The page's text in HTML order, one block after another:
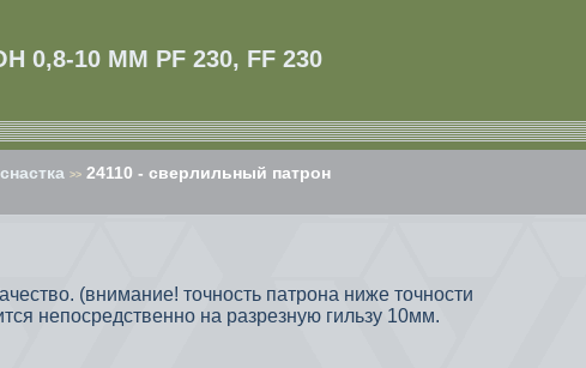
0,8-10 ММ PF 230, FF 230
>> 24110 - сверлильный патрон
(внимание! точность патрона ниже точности
непосредственно на разрезную гильзу 10мм.